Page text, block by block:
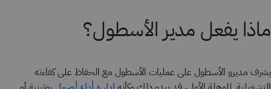
ماذا يفعل مدير الأسطول؟
يشرف مديرو الأسطول على عمليات الأسطول مع الحفاظ على كفاءته
إدارة أداء أصول